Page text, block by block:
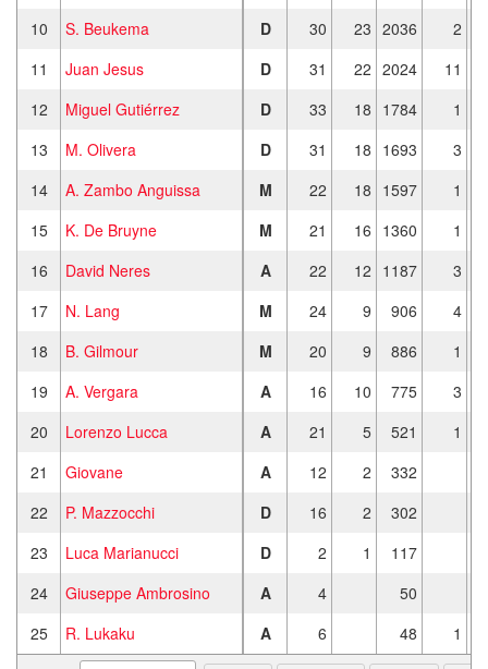
10
S. Beukema D 30 23 2036
2
11
Juan Jesus D 31 22 2024
11
12
Miguel Gutiérrez D 33 18 1784
1
13
M. Olivera D 31 18 1693
3
14
A. Zambo Anguissa M 22 18 1597
1
15
K. De Bruyne M 21 16 1360
1
16
David Neres A 22 12 1187
3
17
N. Lang M 24 9 906
4
18
B. Gilmour M 20 9 886
1
19
A. Vergara A 16 10 775
3
20
Lorenzo Lucca A 21 5 521
1
21
Giovane A 12 2
332
22
P. Mazzocchi D 16 2
302
23
Luca Marianucci D 2 1
117
24
Giuseppe Ambrosino A 4
50
25
R. Lukaku A 6 48 1